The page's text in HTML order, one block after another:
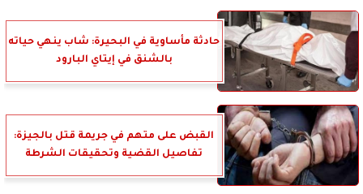
حادثة مأساوية في البحيرة: شاب ينهي حياته
بالشنق في إيتاي البارود
القبض على متهم في جريمة قتل بالجيزة:
تفاصيل القضية وتحقيقات الشرطة